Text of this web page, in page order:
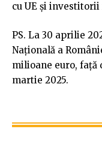
cu UE și
PS. La 30 aprilie
Naţională a
milioane euro, față
martie 2025.